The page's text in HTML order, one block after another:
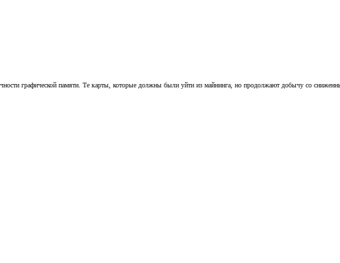
графической памяти. Те карты, которые должны были уйти из майнинга, но продолжают добычу со